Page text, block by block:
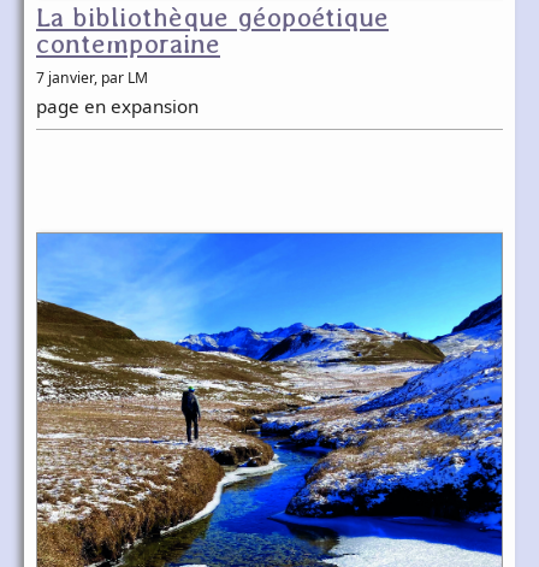
La bibliothèque géopoétique
contemporaine
7 janvier, par LM
page en expansion